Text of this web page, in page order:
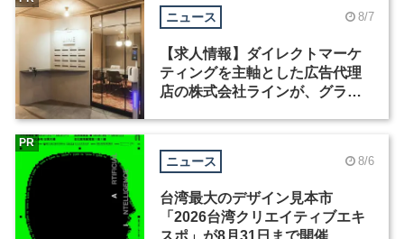
ニュース 8/7
【求人情報】ダイレクトマーケ
ティングを主軸とした広告代理
店の株式会社ラインが、グラフ
ニュース 8/6
台湾最大のデザイン見本市
「2026台湾クリエイティブエキ
スポ」が8月31日まで開催
PR